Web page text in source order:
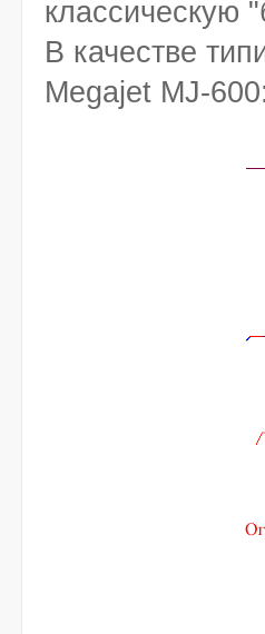
классическую
В качестве
Megajet MJ-600: